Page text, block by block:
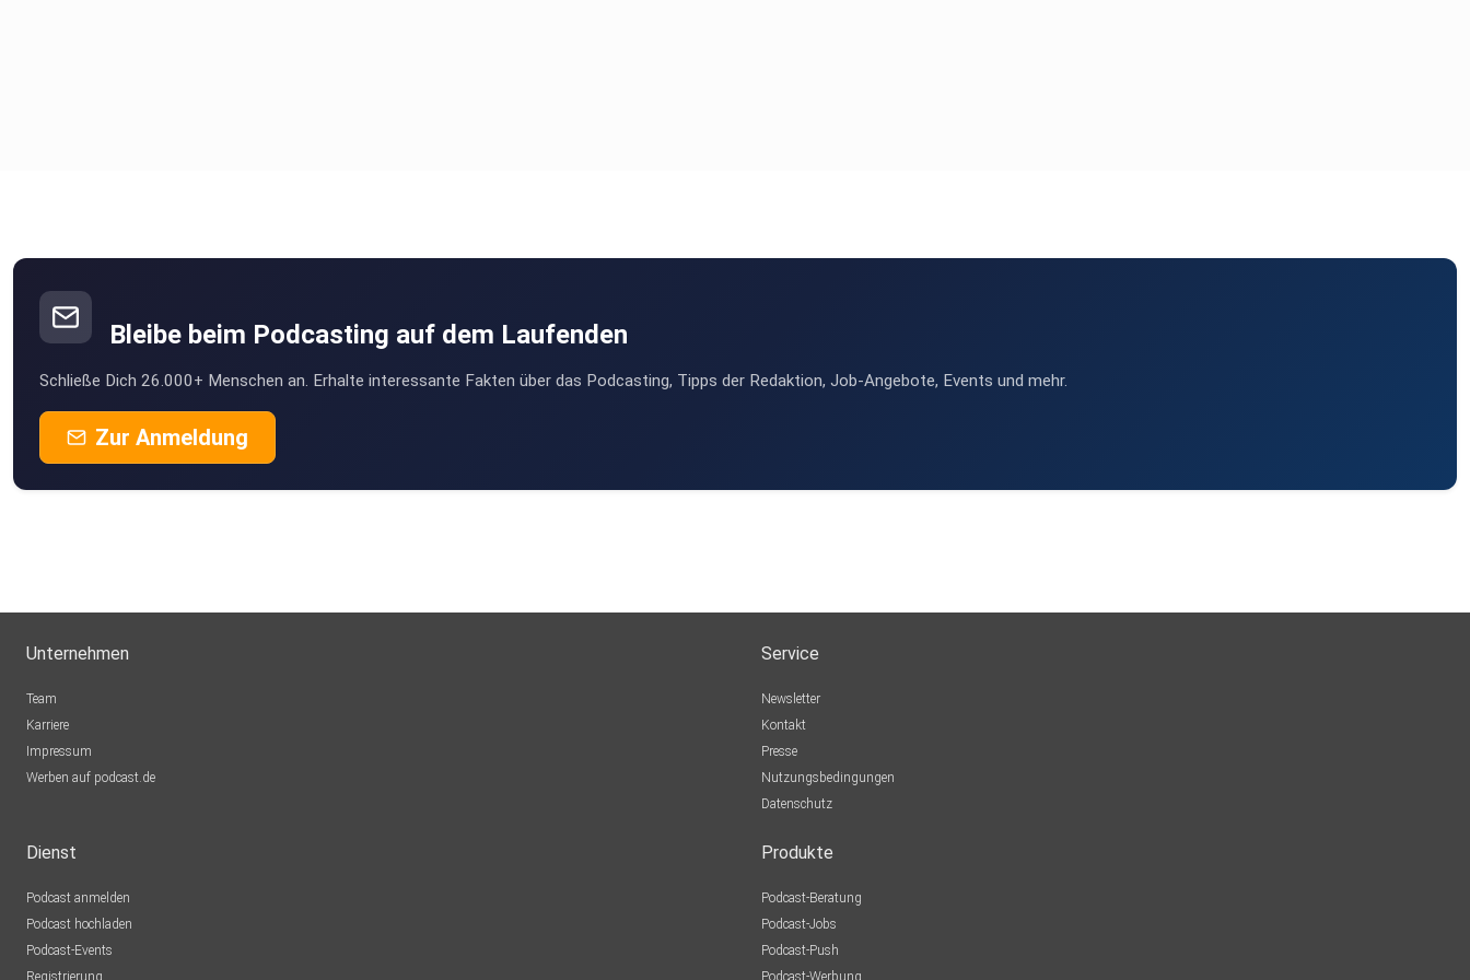
Bleibe beim Podcasting auf dem Laufenden
Schließe Dich 26.000+ Menschen an. Erhalte interessante Fakten über das Podcasting, Tipps der Redaktion, Job-Angebote, Events und mehr.
Zur Anmeldung
Unternehmen
Team
Karriere
Impressum
Werben auf podcast.de
Service
Newsletter
Kontakt
Presse
Nutzungsbedingungen
Datenschutz
Dienst
Podcast anmelden
Podcast hochladen
Podcast-Events
Registrierung
Produkte
Podcast-Beratung
Podcast-Jobs
Podcast-Push
Podcast-Werbung